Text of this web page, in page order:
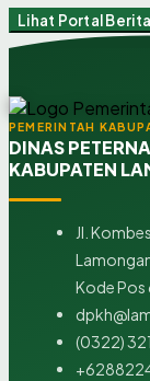
Lihat Portal Berita
PEMERINTAH
DINAS
KABUPATEN
Jl.
Kode Pos
(0322)